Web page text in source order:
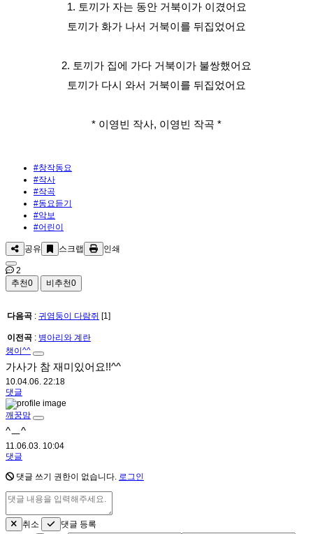
1. 토끼가 자는 동안 거북이가 이겼어요
토끼가 화가 나서 거북이를 뒤집었어요
2. 토끼가 집에 가다 거북이가 불쌍했어요
토끼가 다시 와서 거북이를 뒤집었어요
* 이영빈 작사, 이영빈 작곡 *
#창작동요
#작사
#작곡
#동요듣기
#악보
#어린이
공유 스크랩 인쇄
2
추천0 비추천0
다음곡 : 귀염둥이 다람쥐 [1]
이전곡 : 병아리와 계란
챙이^^
가사가 참 재미있어요!!^^
10.04.06. 22:18
댓글
깨꿍맘
^ㅡ^
11.06.03. 10:04
댓글
댓글 쓰기 권한이 없습니다. 로그인
취소
댓글 등록